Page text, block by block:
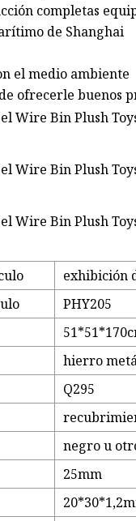
completas
de Shanghai
el medio ambiente
ofrecerle buenos
exhibición
PHY205
hierro
Q295
negro u
25mm